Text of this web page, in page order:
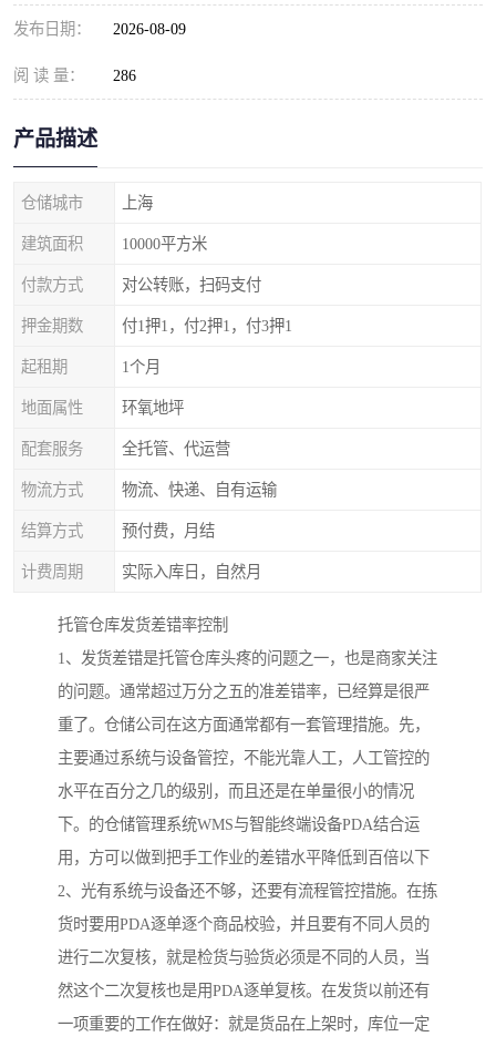
发布日期： 2026-08-09
阅 读 量： 286
产品描述
仓储城市 上海
建筑面积 10000平方米
付款方式 对公转账，扫码支付
押金期数 付1押1，付2押1，付3押1
起租期 1个月
地面属性 环氧地坪
配套服务 全托管、代运营
物流方式 物流、快递、自有运输
结算方式 预付费，月结
计费周期 实际入库日，自然月
托管仓库发货差错率控制
1、发货差错是托管仓库头疼的问题之一，也是商家关注
的问题。通常超过万分之五的准差错率，已经算是很严
重了。仓储公司在这方面通常都有一套管理措施。先，
主要通过系统与设备管控，不能光靠人工，人工管控的
水平在百分之几的级别，而且还是在单量很小的情况
下。的仓储管理系统WMS与智能终端设备PDA结合运
用，方可以做到把手工作业的差错水平降低到百倍以下
2、光有系统与设备还不够，还要有流程管控措施。在拣
货时要用PDA逐单逐个商品校验，并且要有不同人员的
进行二次复核，就是检货与验货必须是不同的人员，当
然这个二次复核也是用PDA逐单复核。在发货以前还有
一项重要的工作在做好：就是货品在上架时，库位一定